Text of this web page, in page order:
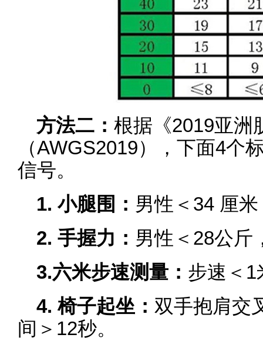
方法二： 根据《2019亚洲
（AWGS2019），下面4个
信号。
1. 小腿围： 男性＜34 厘
2. 手握力： 男性＜28公斤
3.六米步速测量： 步速＜1
4. 椅子起坐： 双手抱肩交
间＞12秒。